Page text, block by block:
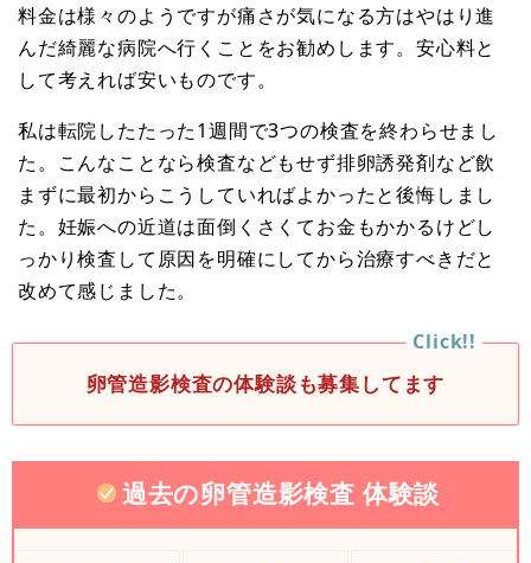
料金は様々のようですが痛さが気になる方はやはり進
んだ綺麗な病院へ行くことをお勧めします。安心料と
して考えれば安いものです。
私は転院したたった1週間で3つの検査を終わらせまし
た。こんなことなら検査などもせず排卵誘発剤など飲
まずに最初からこうしていればよかったと後悔しまし
た。妊娠への近道は面倒くさくてお金もかかるけどし
っかり検査して原因を明確にしてから治療すべきだと
改めて感じました。
卵管造影検査の体験談も募集してます
過去の卵管造影検査 体験談